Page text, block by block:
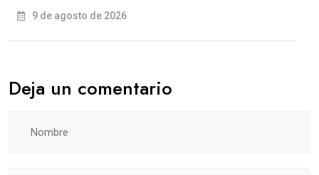
9 de agosto de 2026
Deja un comentario